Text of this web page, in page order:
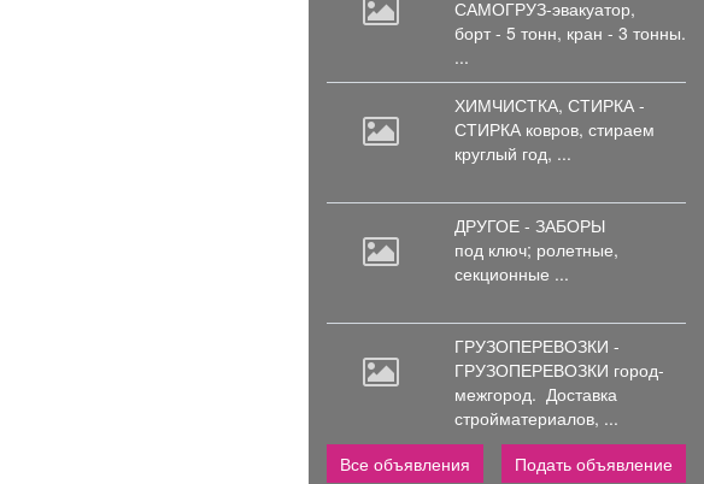
САМОГРУЗ-эвакуатор,
борт - 5 тонн, кран - 3 тонны.
...
ХИМЧИСТКА, СТИРКА -
СТИРКА ковров, стираем
круглый год, ...
ДРУГОЕ - ЗАБОРЫ
под ключ; ролетные,
секционные ...
ГРУЗОПЕРЕВОЗКИ -
ГРУЗОПЕРЕВОЗКИ город-
межгород. Доставка
стройматериалов, ...
Все объявления
Подать объявление